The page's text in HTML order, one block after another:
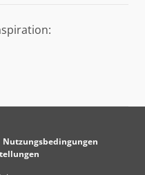
Nutzungsbedingungen